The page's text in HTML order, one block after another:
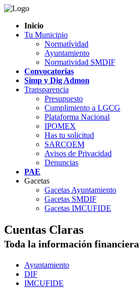
Inicio
Tu Municipio
Normatívidad
Ayuntamiento
Normatividad SMDIF
Convocatorias
Simp y Dig Admon
Transparencia
Presupuesto
Cumplimiento a LGCG
Plataforma Nacional
IPOMEX
Has tu solicitud
SARCOEM
Avisos de Privacidad
Denuncias
PAE
Gacetas
Gacetas Ayuntamiento
Gacetas SMDIF
Gacetas IMCUFIDE
Cuentas Claras
Toda la información financiera
Ayuntamiento
DIF
IMCUFIDE